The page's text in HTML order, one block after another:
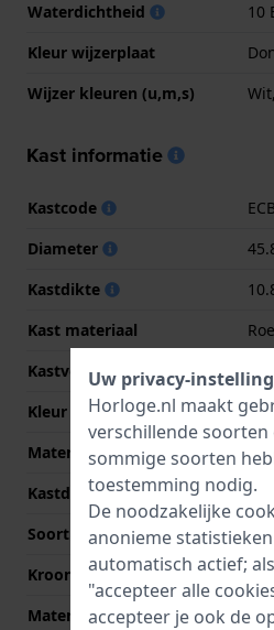
Waterdichtheid
10
Kleur wijzerplaat
Wijzer kleuren (u,m,s)
Kast informatie
Kastcode
Diameter
Kastdikte
Kast materiaal
Kastvorm
Kleur kast
Materiaal kastdeksel
Kastdeksel
Soort glas
Kroon
NVT
Materiaal bezel
Uw privacy-
Horloge.nl maakt
verschillende soorten
sommige soorten
toestemming nodig.
De noodzakelijke
anonieme
automatisch actief;
"accepteer alle
accepteer je ook de